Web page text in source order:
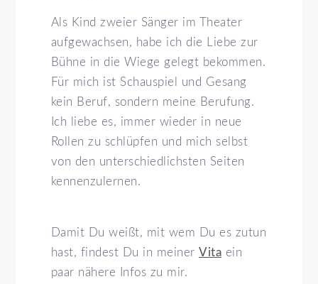
Als Kind zweier Sänger im Theater
aufgewachsen, habe ich die Liebe zur
Bühne in die Wiege gelegt bekommen.
Für mich ist Schauspiel und Gesang
kein Beruf, sondern meine Berufung.
Ich liebe es, immer wieder in neue
Rollen zu schlüpfen und mich selbst
von den unterschiedlichsten Seiten
kennenzulernen.
Damit Du weißt, mit wem Du es zutun
hast, findest Du in meinerVita ein
paar nähere Infos zu mir.